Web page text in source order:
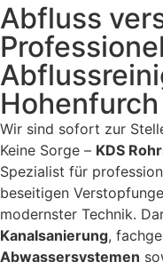
Abfluss
Hohenfurch
Wir sind sofort zur
Keine Sorge – KDS
Spezialist für
beseitigen
modernster Technik.
Kanalsanierung,
Abwassersystemen